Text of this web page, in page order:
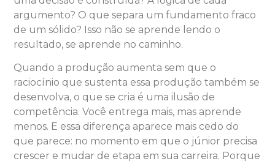
argumento? O que separa um fundamento fraco
de um sólido? Isso não se aprende lendo o
resultado, se aprende no caminho.
Quando a produção aumenta sem que o
raciocínio que sustenta essa produção também se
desenvolva, o que se cria é uma ilusão de
competência. Você entrega mais, mas aprende
menos. E essa diferença aparece mais cedo do
que parece: no momento em que o júnior precisa
crescer e mudar de etapa em sua carreira. Porque